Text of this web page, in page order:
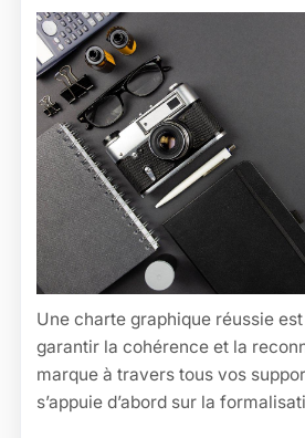
Une charte graphique réussie
garantir la cohérence et la
marque à travers tous vos
s’appuie d’abord sur la